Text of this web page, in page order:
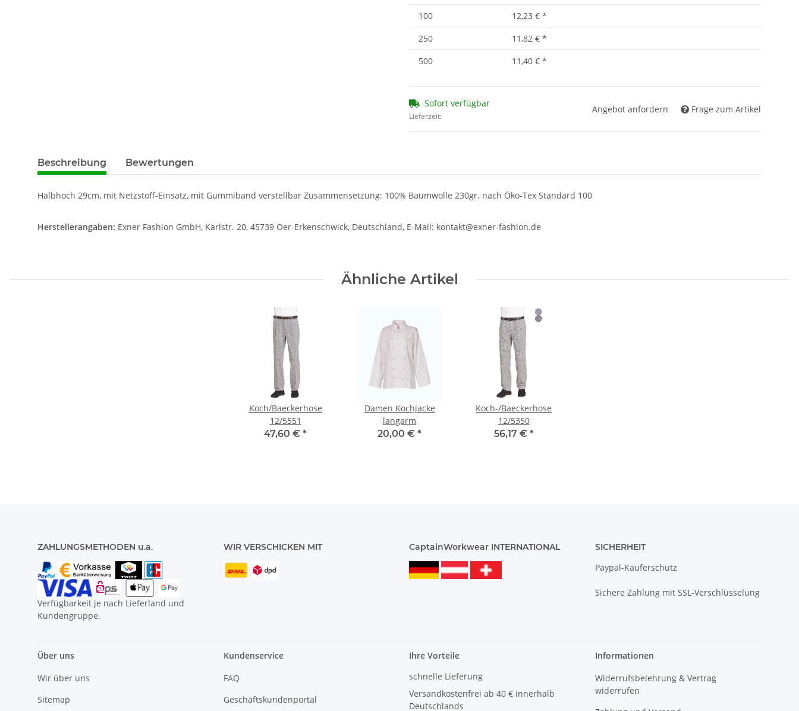
100
12,23 € *
250
11,82 € *
500
11,40 € *
Sofort verfügbar
Lieferzeit:
Angebot anfordern Frage zum Artikel
weitere Registerkarten anzeigen
Beschreibung Bewertungen
Halbhoch 29cm, mit Netzstoff-Einsatz, mit Gummiband verstellbar Zusammensetzung: 100% Baumwolle 230gr. nach Öko-Tex Standard 100
Herstellerangaben: Exner Fashion GmbH, Karlstr. 20, 45739 Oer-Erkenschwick, Deutschland, E-Mail: kontakt@exner-fashion.de
Ähnliche Artikel
Koch/Baeckerhose
12/5551
47,60 € *
Damen Kochjacke
langarm
20,00 € *
Koch-/Baeckerhose
12/5350
56,17 € *
ZAHLUNGSMETHODEN u.a.
Verfügbarkeit je nach Lieferland und
Kundengruppe.
WIR VERSCHICKEN MIT CaptainWorkwear INTERNATIONAL SICHERHEIT
Paypal-Käuferschutz
Sichere Zahlung mit SSL-Verschlüsselung
Über uns
Wir über uns
Sitemap
Kundenservice
FAQ
Geschäftskundenportal
Ihre Vorteile
schnelle Lieferung
Versandkostenfrei ab 40 € innerhalb
Deutschlands
Informationen
Widerrufsbelehrung & Vertrag
widerrufen